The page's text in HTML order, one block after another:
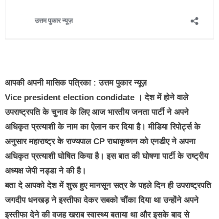
आपकी अपनी मासिक पत्रिका : उत्तम पुकार न्यूज़
Vice president election condidate । देश में होने वाले
उपराष्ट्रपति के चुनाव के लिए आज भारतीय जनता पार्टी ने अपने
अधिकृत प्रत्याशी के नाम का ऐलान कर दिया है। मीडिया रिपोर्ट्स के
अनुसार महाराष्ट्र के राज्यपाल CP राधाकृष्णन को एनडीए ने अपना
अधिकृत प्रत्याशी घोषित किया है। इस बात की घोषणा पार्टी के राष्ट्रीय
अध्यक्ष जेपी नड्डा ने की है।
बता दे आपको देश में शुरू हुए मानसून सत्र के पहले दिन ही उपराष्ट्रपति
जगदीप धनखड़ ने इस्तीफा देकर सबको चौंका दिया था उन्होंने अपने
इस्तीफा देने की वजह खराब स्वास्थ्य बताया था और इसके बाद से